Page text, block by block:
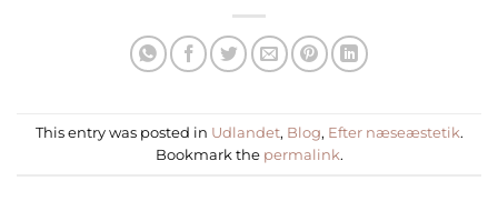
This entry was posted in Udlandet, Blog, Efter næseæstetik.
Bookmark the permalink.